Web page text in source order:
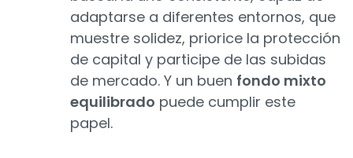
adaptarse a diferentes entornos, que
muestre solidez, priorice la protección
de capital y participe de las subidas
de mercado. Y un buen fondo mixto
equilibrado puede cumplir este
papel.